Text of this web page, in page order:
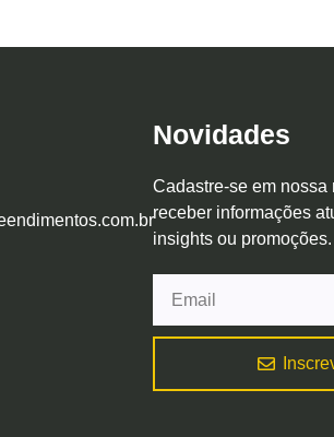
Novidades
Cadastre-se em nossa
receber informações
insights ou promoções.